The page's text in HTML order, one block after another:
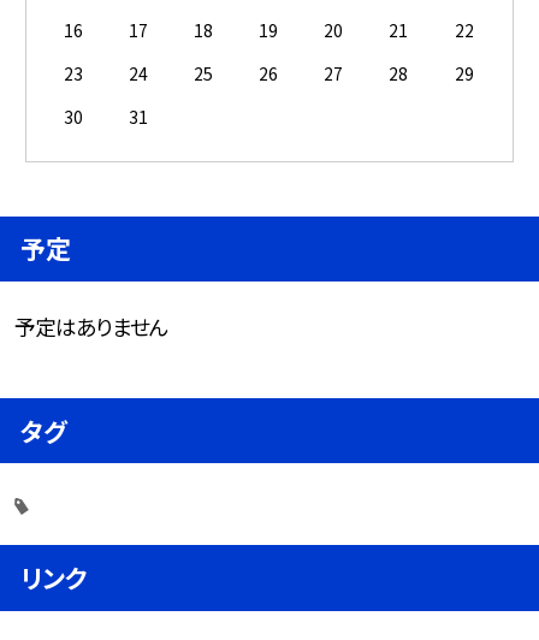
16
17 18 19 20 21
22
23
24 25 26 27 28
29
30
31
予定
予定はありません
タグ
リンク